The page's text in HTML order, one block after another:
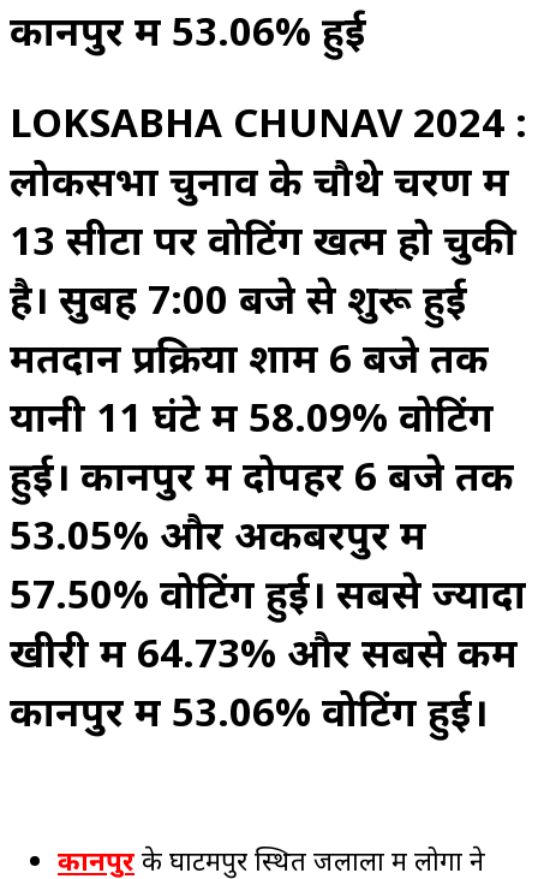
कानपुर में 53.06% हुई
LOKSABHA CHUNAV 2024 :
लोकसभा चुनाव के चौथे चरण में
13 सीटों पर वोटिंग खत्म हो चुकी
है। सुबह 7:00 बजे से शुरू हुई
मतदान प्रक्रिया शाम 6 बजे तक
यानी 11 घंटे में 58.09% वोटिंग
हुई। कानपुर में दोपहर 6 बजे तक
53.05% और अकबरपुर में
57.50% वोटिंग हुई। सबसे ज्यादा
खीरी में 64.73% और सबसे कम
कानपुर में 53.06% वोटिंग हुई।
कानपुर के घाटमपुर स्थित जलाला में लोगों ने